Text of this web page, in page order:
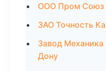
ООО Пром Союз
ЗАО Точность
Завод
Дону